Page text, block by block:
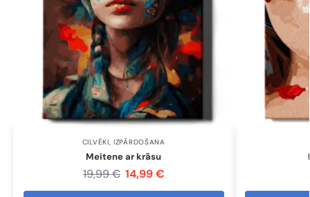
CILVĒKI,IZPĀRDOŠANA
Meitene ar krāsu
19,99€ 14,99€